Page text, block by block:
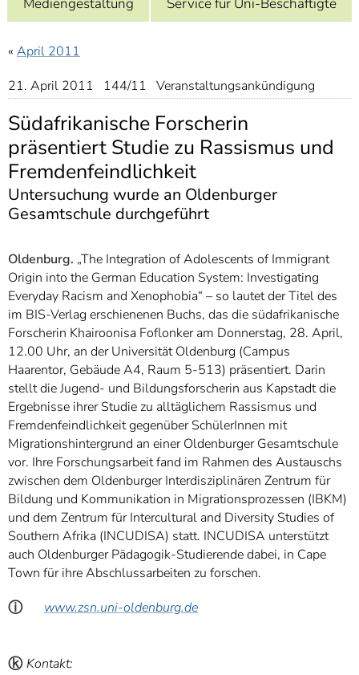
7]
Informationen zur
« April 2011
21. April 2011 144/11 Veranstaltungsankündigung
Südafrikanische Forscherin
präsentiert Studie zu Rassismus und
Fremdenfeindlichkeit
Untersuchung wurde an Oldenburger
Gesamtschule durchgeführt
Oldenburg. „The Integration of Adolescents of Immigrant
Origin into the German Education System: Investigating
Everyday Racism and Xenophobia“ – so lautet der Titel des
im BIS-Verlag erschienenen Buchs, das die südafrikanische
Forscherin Khairoonisa Foflonker am Donnerstag, 28. April,
12.00 Uhr, an der Universität Oldenburg (Campus
Haarentor, Gebäude A4, Raum 5-513) präsentiert. Darin
stellt die Jugend- und Bildungsforscherin aus Kapstadt die
Ergebnisse ihrer Studie zu alltäglichem Rassismus und
Fremdenfeindlichkeit gegenüber SchülerInnen mit
Migrationshintergrund an einer Oldenburger Gesamtschule
vor. Ihre Forschungsarbeit fand im Rahmen des Austauschs
zwischen dem Oldenburger Interdisziplinären Zentrum für
Bildung und Kommunikation in Migrationsprozessen (IBKM)
und dem Zentrum für Intercultural and Diversity Studies of
Southern Afrika (INCUDISA) statt. INCUDISA unterstützt
auch Oldenburger Pädagogik-Studierende dabei, in Cape
Town für ihre Abschlussarbeiten zu forschen.
ⓘ www.zsn.uni-oldenburg.de
ⓚ Kontakt: